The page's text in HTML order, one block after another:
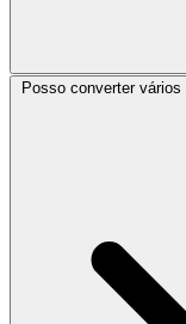
Posso converter